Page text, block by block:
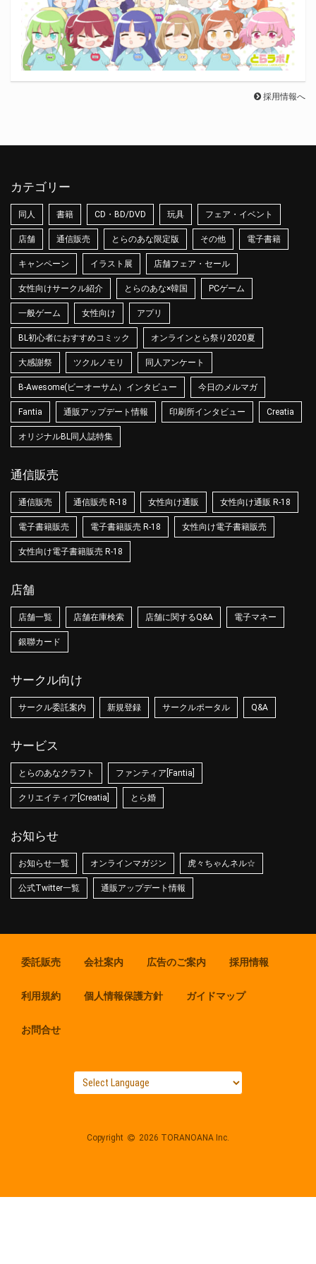
採用情報へ
カテゴリー
同人 書籍 CD・BD/DVD 玩具 フェア・イベント
店舗 通信販売 とらのあな限定版 その他 電子書籍
キャンペーン イラスト展 店舗フェア・セール
女性向けサークル紹介 とらのあな×韓国 PCゲーム
一般ゲーム 女性向け アプリ
BL初心者におすすめコミック オンラインとら祭り2020夏
大感謝祭 ツクルノモリ 同人アンケート
B-Awesome(ビーオーサム）インタビュー 今日のメルマガ
Fantia 通販アップデート情報 印刷所インタビュー Creatia
オリジナルBL同人誌特集
通信販売
通信販売 通信販売 R-18 女性向け通販 女性向け通販 R-18
電子書籍販売 電子書籍販売 R-18 女性向け電子書籍販売
女性向け電子書籍販売 R-18
店舗
店舗一覧 店舗在庫検索 店舗に関するQ&A 電子マネー
銀聯カード
サークル向け
サークル委託案内 新規登録 サークルポータル Q&A
サービス
とらのあなクラフト ファンティア[Fantia]
クリエイティア[Creatia] とら婚
お知らせ
お知らせ一覧 オンラインマガジン 虎々ちゃんネル☆
公式Twitter一覧 通販アップデート情報
委託販売 会社案内 広告のご案内 採用情報
利用規約 個人情報保護方針 ガイドマップ
お問合せ
Copyright 2026 TORANOANA Inc.